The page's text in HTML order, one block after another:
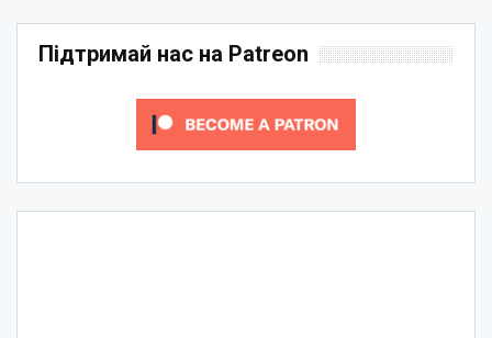
Підтримай нас на Patreon